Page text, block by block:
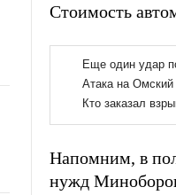
Стоимость
Напомним, в
нужд